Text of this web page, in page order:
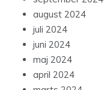
august 2024
juli 2024
juni 2024
maj 2024
april 2024